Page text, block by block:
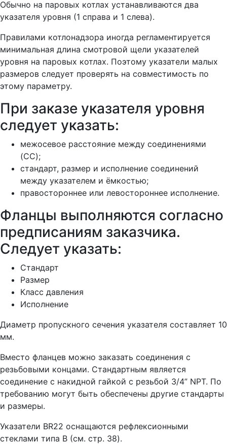
Обычно на паровых котлах устанавливаются два
указателя уровня (1 справа и 1 слева).
Правилами котлонадзора иногда регламентируется
минимальная длина смотровой щели указателей
уровня на паровых котлах. Поэтому указатели малых
размеров следует проверять на совместимость по
этому параметру.
При заказе указателя уровня
следует указать:
межосевое расстояние между соединениями
(CC);
стандарт, размер и исполнение соединений
между указателем и ёмкостью;
правостороннее или левостороннее исполнение.
Фланцы выполняются согласно
предписаниям заказчика.
Следует указать:
Стандарт
Размер
Класс давления
Исполнение
Диаметр пропускного сечения указателя составляет 10
мм.
Вместо фланцев можно заказать соединения с
резьбовыми концами. Стандартным является
соединение с накидной гайкой с резьбой 3/4” NPT. По
требованию могут быть обеспечены другие стандарты
и размеры.
Указатели BR22 оснащаются рефлексионными
стеклами типа B (см. стр. 38).